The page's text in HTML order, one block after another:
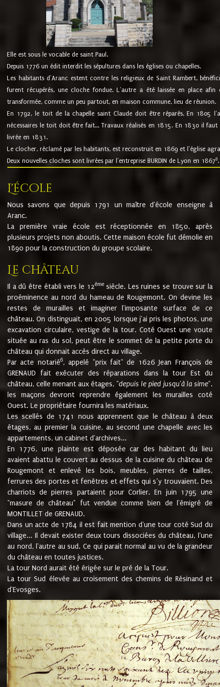
Elle est sous le vocable de saint Paul.
Depuis 1776 un édit interdit les sépultures dans les églises ou chapelles.
Les habitants d'Aranc estent contre les religieux de Saint Rambert,
furent récupérés, une cloche fondue. L'autre a été laissée en place
transformée, comme un peu partout, en maison commune, lieu de réunion.
En 1792, le toit de la chapelle saint Claude doit être réparés. En 1805
nécessaires le toit doit être fait... Travaux réalisés en 1815. En 1830 il
livrée en 1831.
Le clocher, réclamé par les habitants, est reconstruit en 1869 et l'église
Deux nouvelles cloches sont livrées par l'entreprise BURDIN de Lyon en 18678.
L'école
Nous savons que depuis 1791 un maître d'école enseigne à
Aranc.
La première vraie école est réceptionnée en 1850, après
plusieurs projets non aboutis. Cette maison école fut démolie en
1890 pour la construction du groupe scolaire.
Le château
Il a dû être établi vers le 12èmesiècle. Les ruines se trouve sur la
proéminence au nord du hameau de Rougemont. On devine les
restes de murailles et imaginer l'imposante surface de ce
château. On distinguait, en 2005 lorsque j'ai pris les photos, une
excavation circulaire, vestige de la tour. Coté Ouest une voute
située au ras du sol, peut être le sommet de la petite porte du
château qui donnait accès direct au village.
Par acte notarié6, appelé "prix fait" de 1626 Jean François de
GRENAUD fait exécuter des réparations dans la tour Est du
château, celle menant aux étages, "depuis le pied jusqu'à la sime".
les maçons devront reprendre également les murailles coté
Ouest. Le propriétaire fournira les matériaux.
Les scellés de 1741 nous apprennent que le château à deux
étages, au premier la cuisine, au second une chapelle avec les
appartements, un cabinet d'archives...
En 1776, une plainte est déposée car des habitant du lieu
avaient abattu le couvert au dessus de la cuisine du château de
Rougemont et enlevé les bois, meubles, pierres de tailles,
ferrures des portes et fenêtres et effets qui s’y trouvaient. Des
charriots de pierres partaient pour Corlier. En juin 1795 une
"masure de château" fut vendue comme bien de l'émigré de
MONTILLET de GRENAUD.
Dans un acte de 1784 il est fait mention d'une tour coté Sud du
village... Il devait exister deux tours dissociées du château, l'une
au nord, l'autre au sud. Ce qui parait normal au vu de la grandeur
du château en toutes justices.
La tour Nord aurait été érigée sur le pré de la Tour.
La tour Sud élevée au croisement des chemins de Résinand et
d'Evosges.